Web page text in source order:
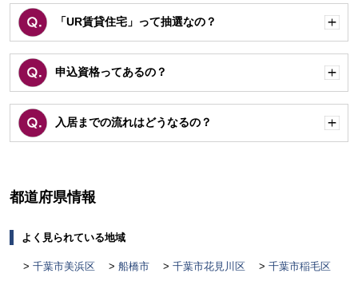
「UR賃貸住宅」って抽選なの？
く
申込資格ってあるの？
く
入居までの流れはどうなるの？
く
都道府県情報
よく見られている地域
千葉市美浜区 船橋市 千葉市花見川区 千葉市稲毛区